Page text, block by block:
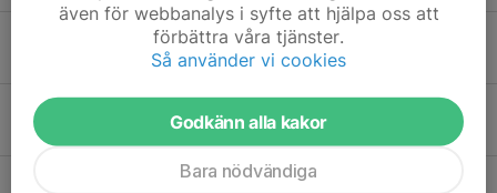
Träning under sommaren
17 jun 2025 0
0
Idrottensdag 6/6
även för webbanalys i syfte att hjälpa oss att
förbättra våra tjänster.
Så använder vi cookies
Godkänn alla kakor
Bara nödvändiga